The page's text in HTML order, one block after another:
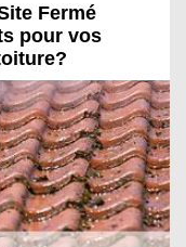
Fermé
pour vos